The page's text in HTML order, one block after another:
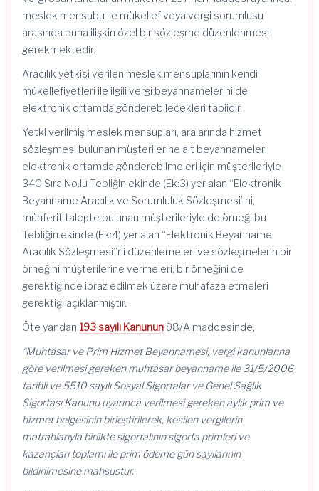
meslek mensubu ile mükellef veya vergi sorumlusu
arasında buna ilişkin özel bir sözleşme düzenlenmesi
gerekmektedir.
Aracılık yetkisi verilen meslek mensuplarının kendi
mükellefiyetleri ile ilgili vergi beyannamelerini de
elektronik ortamda gönderebilecekleri tabiidir.
Yetki verilmiş meslek mensupları, aralarında hizmet
sözleşmesi bulunan müşterilerine ait beyannameleri
elektronik ortamda gönderebilmeleri için müşterileriyle
340 Sıra No.lu Tebliğin ekinde (Ek:3) yer alan “Elektronik
Beyanname Aracılık ve Sorumluluk Sözleşmesi”ni,
münferit talepte bulunan müşterileriyle de örneği bu
Tebliğin ekinde (Ek:4) yer alan “Elektronik Beyanname
Aracılık Sözleşmesi”ni düzenlemeleri ve sözleşmelerin bir
örneğini müşterilerine vermeleri, bir örneğini de
gerektiğinde ibraz edilmek üzere muhafaza etmeleri
gerektiği açıklanmıştır.
Öte yandan 193 sayılı Kanunun 98/A maddesinde,
“Muhtasar ve Prim Hizmet Beyannamesi, vergi kanunlarına
göre verilmesi gereken muhtasar beyanname ile 31/5/2006
tarihli ve 5510 sayılı Sosyal Sigortalar ve Genel Sağlık
Sigortası Kanunu uyarınca verilmesi gereken aylık prim ve
hizmet belgesinin birleştirilerek, kesilen vergilerin
matrahlarıyla birlikte sigortalının sigorta primleri ve
kazançları toplamı ile prim ödeme gün sayılarının
bildirilmesine mahsustur.